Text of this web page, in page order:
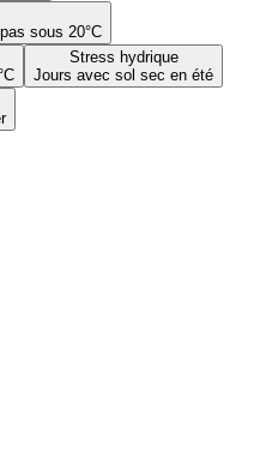
sous 20°C
Stress hydrique
Jours avec sol sec en été